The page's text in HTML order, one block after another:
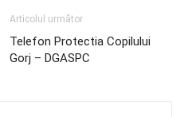
Articolul următor
Telefon Protectia Copilului
Gorj – DGASPC